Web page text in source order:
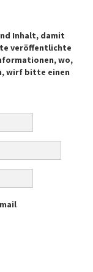
Inhalt, damit
veröffentlichte
wo,
wirf bitte einen